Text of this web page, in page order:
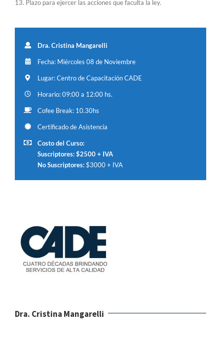
13. Plazo para ejercer las acciones que faculta la ley.
Dra. Cristina Mangarelli
Fecha: Miércoles 08 de Noviembre
Lugar: Centro de Capacitación CADE
Horario: 09:00 a 12:00 hs.
Cofee Break: 10.30hs
Certificado de Asistencia
Costo del Curso:
Suscriptores: $2500 + IVA
No Suscriptores:$3000 + IVA
Dra. Cristina Mangarelli